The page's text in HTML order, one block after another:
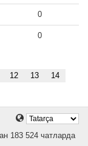
0
0
12 13 14
183 524 чатларда